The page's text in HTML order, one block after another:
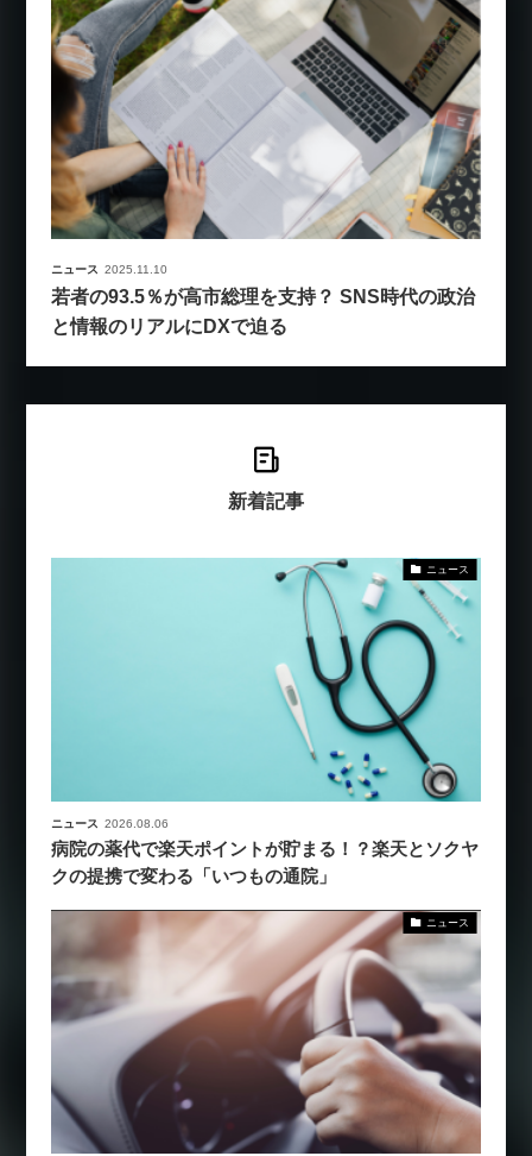
ニュース 2025.11.10
若者の93.5％が高市総理を支持？ SNS時代の政治
と情報のリアルにDXで迫る
新着記事
ニュース
ニュース 2026.08.06
病院の薬代で楽天ポイントが貯まる！？楽天とソクヤ
クの提携で変わる「いつもの通院」
ニュース